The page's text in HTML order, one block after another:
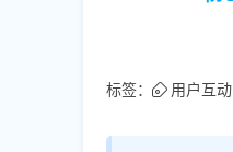
标签： 用户互动